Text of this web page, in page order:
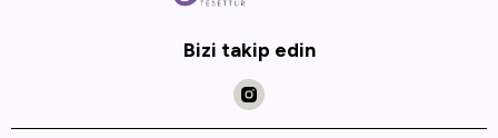
Bizi takip edin